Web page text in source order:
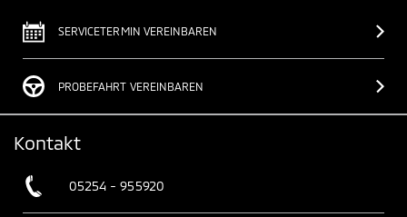
SERVICETERMIN VEREINBAREN
PROBEFAHRT VEREINBAREN
Kontakt
05254 - 955920